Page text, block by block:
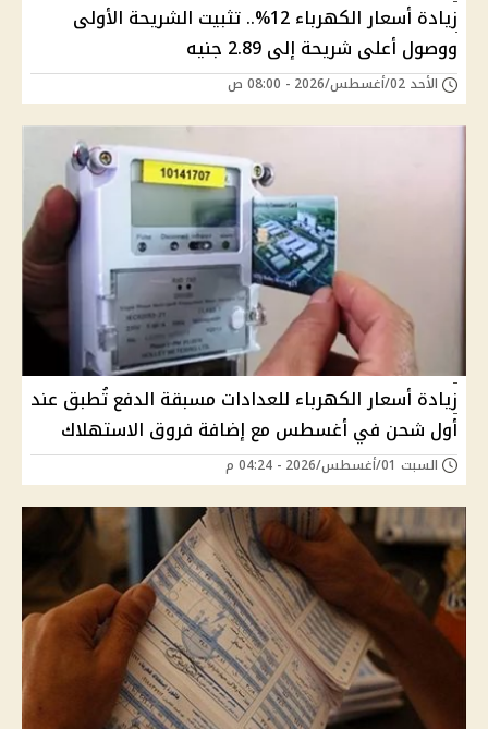
زيادة أسعار الكهرباء 12%.. تثبيت الشريحة الأولى
ووصول أعلى شريحة إلى 2.89 جنيه
الأحد 02/أغسطس/2026 - 08:00 ص
زيادة أسعار الكهرباء للعدادات مسبقة الدفع تُطبق عند
أول شحن في أغسطس مع إضافة فروق الاستهلاك
السبت 01/أغسطس/2026 - 04:24 م